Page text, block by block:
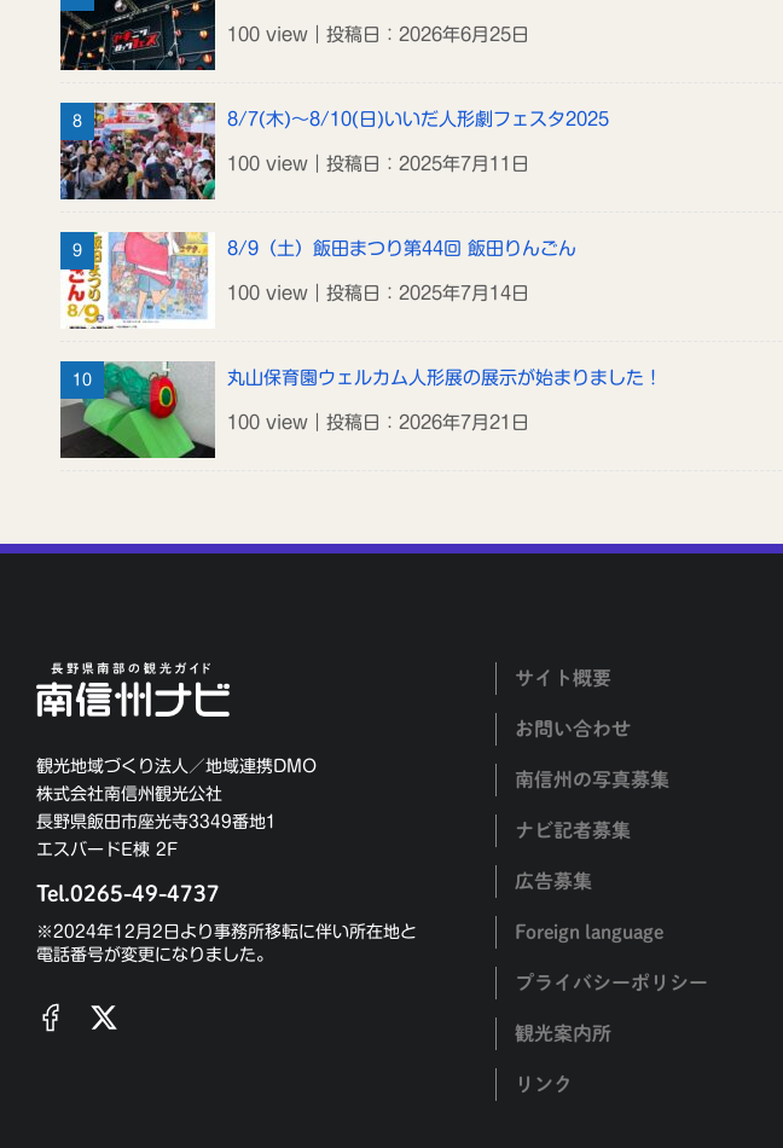
100 view｜投稿日：2026年6月25日
8/7(木)～8/10(日)いいだ人形劇フェスタ2025
100 view｜投稿日：2025年7月11日
8/9（土）飯田まつり第44回 飯田りんごん
100 view｜投稿日：2025年7月14日
丸山保育園ウェルカム人形展の展示が始まりました！
100 view｜投稿日：2026年7月21日
観光地域づくり法人／地域連携DMO
株式会社南信州観光公社
長野県飯田市座光寺3349番地1
エスバードE棟 2F
Tel.0265-49-4737
※2024年12月2日より事務所移転に伴い所在地と
電話番号が変更になりました。
サイト概要
お問い合わせ
南信州の写真募集
ナビ記者募集
広告募集
Foreign language
プライバシーポリシー
観光案内所
リンク